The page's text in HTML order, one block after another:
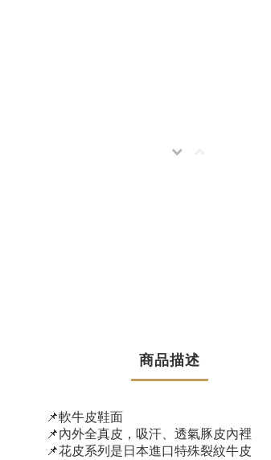
商品描述
📌軟牛皮鞋面
📌內外全真皮，吸汗、透氣豚皮內裡
📌花皮系列是日本進口特殊裂紋牛皮